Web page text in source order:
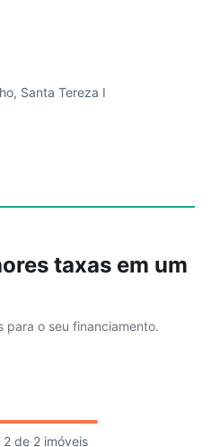
taxas em um
para o seu financiamento.
Santa Tereza I
2 de 2 imóveis